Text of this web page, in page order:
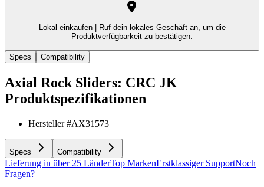
Lokal einkaufen |
Ruf dein lokales Geschäft an, um die
Produktverfügbarkeit zu bestätigen.
Specs Compatibility
Axial Rock Sliders: CRC JK
Produktspezifikationen
Hersteller #AX31573
Specs Compatibility
Lieferung in über 25 LänderTop MarkenErstklassiger SupportNoch
Fragen?